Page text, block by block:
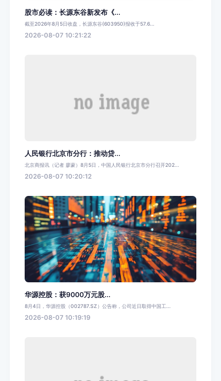
股市必读：长源东谷新发布《...
截至2026年8月5日收盘，长源东谷(603950)报收于57.6...
2026-08-07 10:21:22
人民银行北京市分行：推动贷...
北京商报讯（记者 廖蒙）8月5日，中国人民银行北京市分行召开202...
2026-08-07 10:20:12
华源控股：获9000万元股...
8月4日，华源控股（002787.SZ）公告称，公司近日取得中国工...
2026-08-07 10:19:19